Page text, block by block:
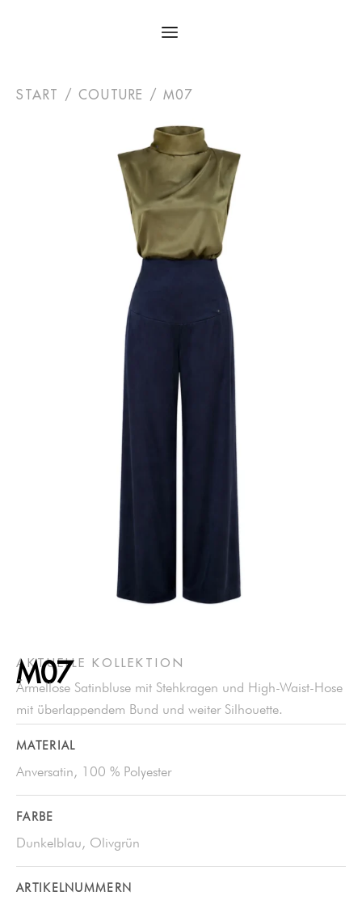
START / COUTURE / M07
AKTUELLE KOLLEKTION
M07
Ärmellose Satinbluse mit Stehkragen und High-Waist-Hose
mit überlappendem Bund und weiter Silhouette.
MATERIAL
Anversatin, 100 % Polyester
FARBE
Dunkelblau, Olivgrün
ARTIKELNUMMERN